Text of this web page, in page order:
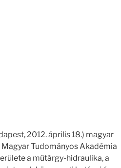
2012. április 18.) magyar
Tudományos Akadémia
a műtárgy-hidraulika, a